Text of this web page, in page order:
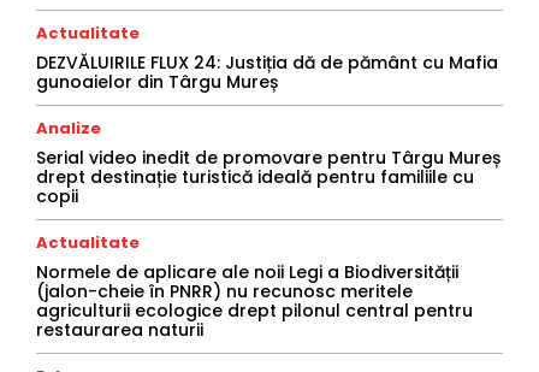
Actualitate
DEZVĂLUIRILE FLUX 24: Justiția dă de pământ cu Mafia
gunoaielor din Târgu Mureș
Analize
Serial video inedit de promovare pentru Târgu Mureș
drept destinație turistică ideală pentru familiile cu
copii
Actualitate
Normele de aplicare ale noii Legi a Biodiversității
(jalon-cheie în PNRR) nu recunosc meritele
agriculturii ecologice drept pilonul central pentru
restaurarea naturii